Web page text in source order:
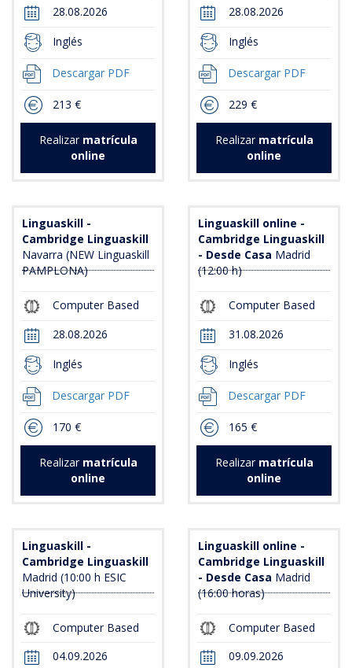
28.08.2026
Inglés
Descargar PDF
213 €
Realizar matrícula
online
28.08.2026
Inglés
Descargar PDF
229 €
Realizar matrícula
online
Linguaskill -
Cambridge Linguaskill
Navarra (NEW Linguaskill
PAMPLONA)
Computer Based
28.08.2026
Inglés
Descargar PDF
170 €
Realizar matrícula
online
Linguaskill online -
Cambridge Linguaskill
- Desde Casa Madrid
(12:00 h)
Computer Based
31.08.2026
Inglés
Descargar PDF
165 €
Realizar matrícula
online
Linguaskill -
Cambridge Linguaskill
Madrid (10:00 h ESIC
University)
Computer Based
04.09.2026
Linguaskill online -
Cambridge Linguaskill
- Desde Casa Madrid
(16:00 horas)
Computer Based
09.09.2026